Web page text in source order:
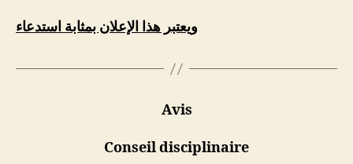
ويعتبر هذا الإعلان بمثابة استدعاء
Avis
Conseil disciplinaire